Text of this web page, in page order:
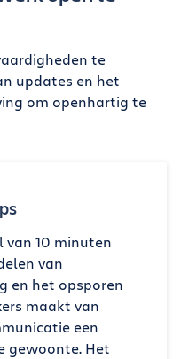
te
updates en het
om openhartig te
van 10 minuten
van
en het opsporen
maakt van
een
gewoonte. Het